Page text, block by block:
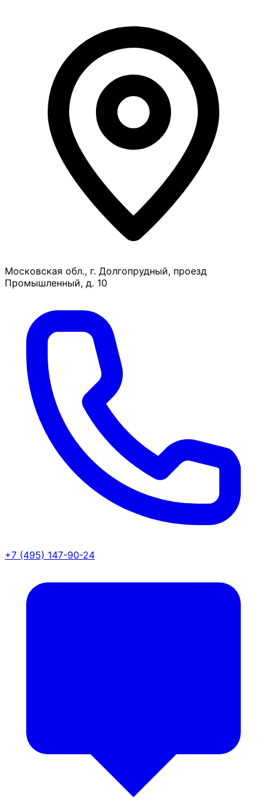
Московская обл., г. Долгопрудный, проезд
Промышленный, д. 10
+7 (495) 147-90-24